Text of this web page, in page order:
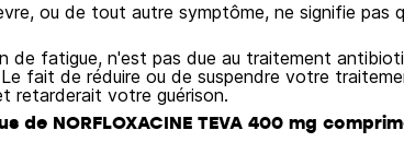
ou de tout autre symptôme, ne signifie pas
de fatigue, n'est pas due au traitement
fait de réduire ou de suspendre votre
retarderait votre guérison.
de NORFLOXACINE TEVA 400 mg